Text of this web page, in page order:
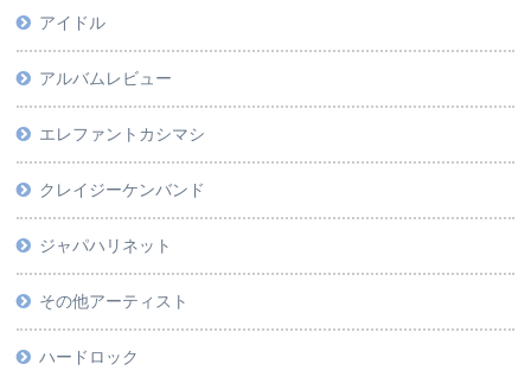
アイドル
アルバムレビュー
エレファントカシマシ
クレイジーケンバンド
ジャパハリネット
その他アーティスト
ハードロック